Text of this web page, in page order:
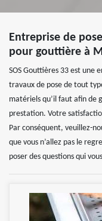
Entreprise de
pour gouttière à
SOS Gouttières 33 est une
travaux de pose de tout
matériels qu’il faut afin de
prestation. Votre
Par conséquent, veuillez-
que vous n’allez pas le
poser des questions qui